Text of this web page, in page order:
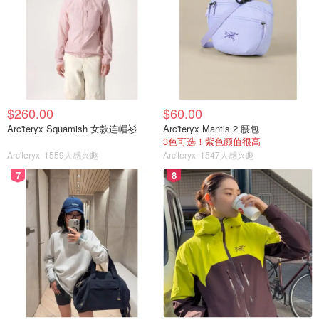
$260.00
Arc'teryx Squamish 女款连帽衫
Arc'teryx 1559人感兴趣
$60.00
Arc'teryx Mantis 2 腰包
3色可选！紫色颜值很高
Arc'teryx 1547人感兴趣
7 8